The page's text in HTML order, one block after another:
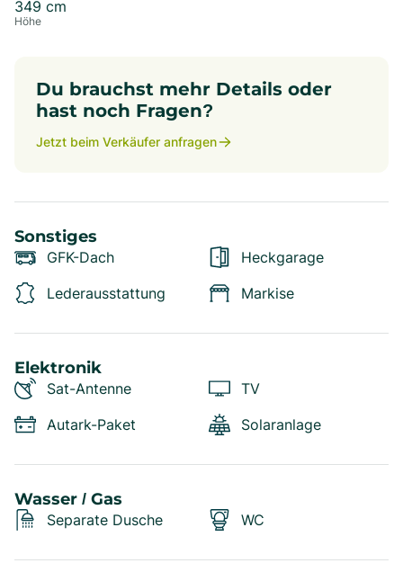
349 cm
Höhe
Du brauchst mehr Details oder
hast noch Fragen?
Jetzt beim Verkäufer anfragen
Sonstiges
GFK-Dach
Heckgarage
Lederausstattung
Markise
Elektronik
Sat-Antenne
TV
Autark-Paket
Solaranlage
Wasser / Gas
Separate Dusche WC